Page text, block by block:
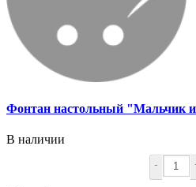
Фонтан настольный "Мальчик
В наличии
-